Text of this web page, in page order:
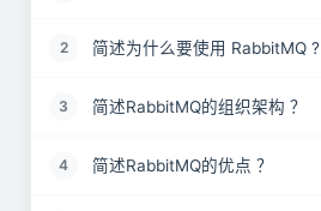
2 简述为什么要使用 RabbitMQ ?
3 简述RabbitMQ的组织架构 ？
4 简述RabbitMQ的优点 ？